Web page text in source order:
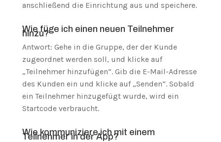
anschließend die Einrichtung aus und speichere.
Wie füge ich einen neuen Teilnehmer
hinzu?
Antwort: Gehe in die Gruppe, der der Kunde
zugeordnet werden soll, und klicke auf
„Teilnehmer hinzufügen“. Gib die E-Mail-Adresse
des Kunden ein und klicke auf „Senden“. Sobald
ein Teilnehmer hinzugefügt wurde, wird ein
Startcode verbraucht.
Wie kommuniziere ich mit einem
Teilnehmer in der App?